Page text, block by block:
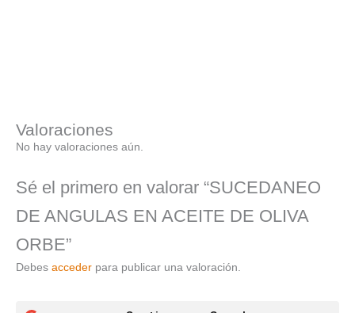
Valoraciones
No hay valoraciones aún.
Sé el primero en valorar “SUCEDANEO
DE ANGULAS EN ACEITE DE OLIVA
ORBE”
Debes acceder para publicar una valoración.